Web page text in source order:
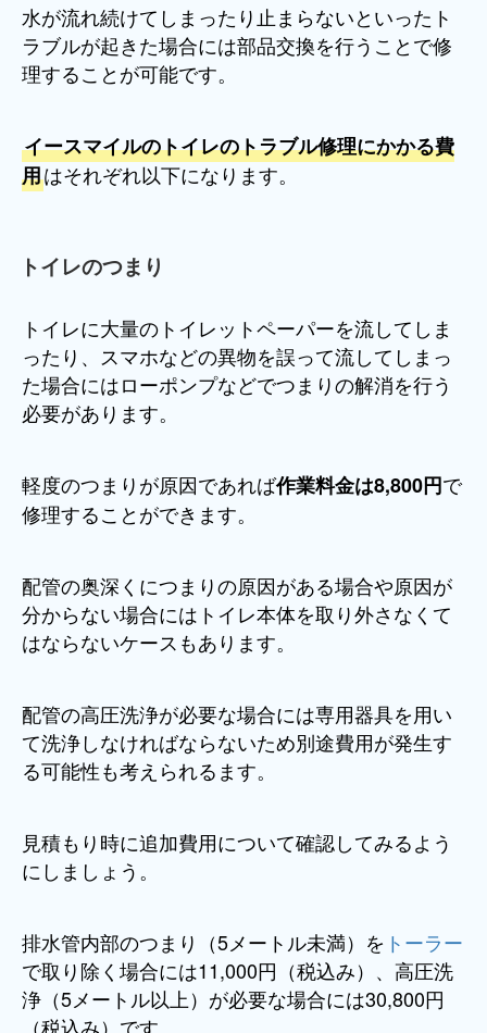
水が流れ続けてしまったり止まらないといったト
ラブルが起きた場合には部品交換を行うことで修
理することが可能です。
イースマイルのトイレのトラブル修理にかかる費
用はそれぞれ以下になります。
トイレのつまり
トイレに大量のトイレットペーパーを流してしま
ったり、スマホなどの異物を誤って流してしまっ
た場合にはローポンプなどでつまりの解消を行う
必要があります。
軽度のつまりが原因であれば作業料金は8,800円で
修理することができます。
配管の奥深くにつまりの原因がある場合や原因が
分からない場合にはトイレ本体を取り外さなくて
はならないケースもあります。
配管の高圧洗浄が必要な場合には専用器具を用い
て洗浄しなければならないため別途費用が発生す
る可能性も考えられるます。
見積もり時に追加費用について確認してみるよう
にしましょう。
排水管内部のつまり（5メートル未満）を トーラー
で取り除く場合には11,000円（税込み）、高圧洗
浄（5メートル以上）が必要な場合には30,800円
（税込み）です。